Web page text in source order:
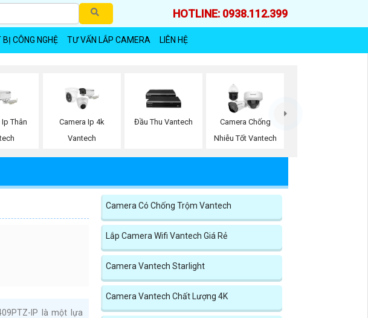
HOTLINE: 0938.112.399
BỊ CÔNG NGHỆ TƯ VẤN LẮP CAMERA LIÊN HỆ
Thân
Camera Ip 4k
Vantech
Đầu Thu Vantech
Camera Chống
Nhiễu Tốt Vantech
IP là một lựa
Camera Có Chống Trộm Vantech
Lắp Camera Wifi Vantech Giá Rẻ
Camera Vantech Starlight
Camera Vantech Chất Lượng 4K